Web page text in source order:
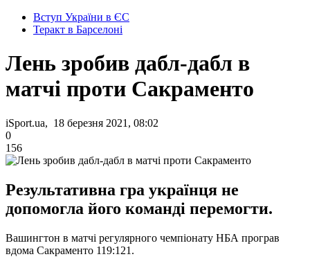
Вступ України в ЄС
Теракт в Барселоні
Лень зробив дабл-дабл в
матчі проти Сакраменто
iSport.ua, 18 березня 2021, 08:02
0
156
Результативна гра українця не
допомогла його команді перемогти.
Вашингтон в матчі регулярного чемпіонату НБА програв
вдома Сакраменто 119:121.